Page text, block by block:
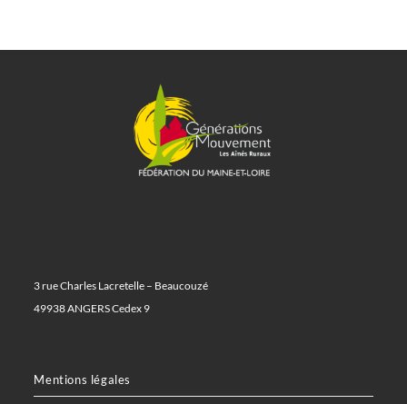
3 rue Charles Lacretelle – Beaucouzé
49938 ANGERS Cedex 9
Mentions légales